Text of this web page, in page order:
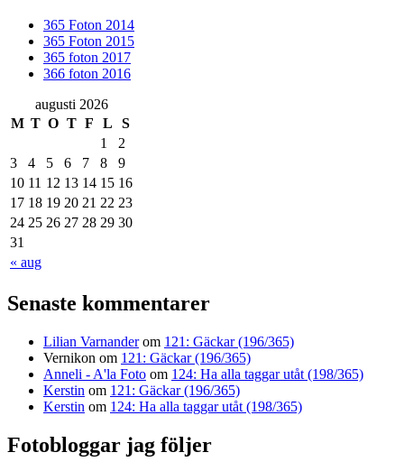
365 Foton 2014
365 Foton 2015
365 foton 2017
366 foton 2016
augusti 2026
M T O T F L S
« aug
1
2
3
4 5 6 7 8
9
10 11 12 13 14 15 16
17 18 19 20 21 22 23
24 25 26 27 28 29 30
31
Senaste kommentarer
Lilian Varnanderom 121: Gäckar (196/365)
Vernikon om 121: Gäckar (196/365)
Anneli - A'la Foto om 124: Ha alla taggar utåt (198/365)
Kerstin om 121: Gäckar (196/365)
Kerstin om 124: Ha alla taggar utåt (198/365)
Fotobloggar jag följer